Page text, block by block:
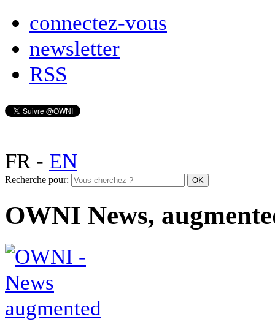
connectez-vous
newsletter
RSS
FR- EN
Recherche pour:
OWNI News,